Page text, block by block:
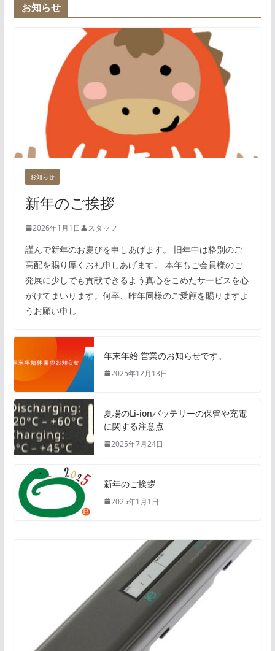
お知らせ
お知らせ
新年のご挨拶
2026年1月1日 スタッフ
謹んで新年のお慶びを申しあげます。 旧年中は格別のご
高配を賜り厚くお礼申しあげます。 本年もご会員様のご
発展に少しでも貢献できるよう真心をこめたサービスを心
がけてまいります。何卒、昨年同様のご愛顧を賜りますよ
うお願い申し
年末年始 営業のお知らせです。
2025年12月13日
夏場のLi-ionバッテリーの保管や充電
に関する注意点
2025年7月24日
新年のご挨拶
2025年1月1日